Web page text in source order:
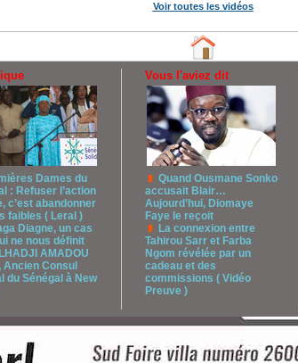
Voir toutes les vidéos
Dames du
: Refuser l’action
c’est abandonner
faibles ( Leral )
Diagne, un cas
ne nous définit
AMADOU
Ancien Consul
du Sénégal à New
Vous l'aviez dit
Quand Ousmane Sonko
accusait Blair…
Aujourd’hui, Diomaye
Faye le reçoit
La connexion entre
Tahirou Sarr et Farba
Ngom révélée par un
cadeau et des
commissions ( Vidéo
Preuve )